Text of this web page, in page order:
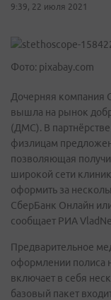
9:39, 22 июля 2021
Фото: pixabay.com
Дочерняя компания
вышла на рынок
(ДМС). В
физлицам
позволяющая
широкой сети
оформить за
СберБанк Онлайн
сообщает РИА
Предварительное
оформлении полиса
включает в себя
базовый пакет